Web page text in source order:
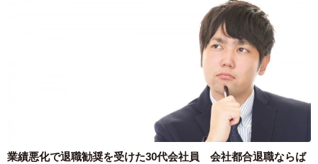
業績悪化で退職勧奨を受けた30代会社員 会社都合退職ならば